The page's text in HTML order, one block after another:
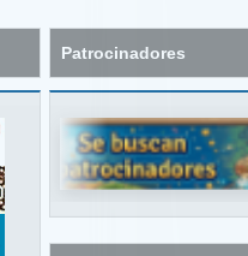
Patrocinadores